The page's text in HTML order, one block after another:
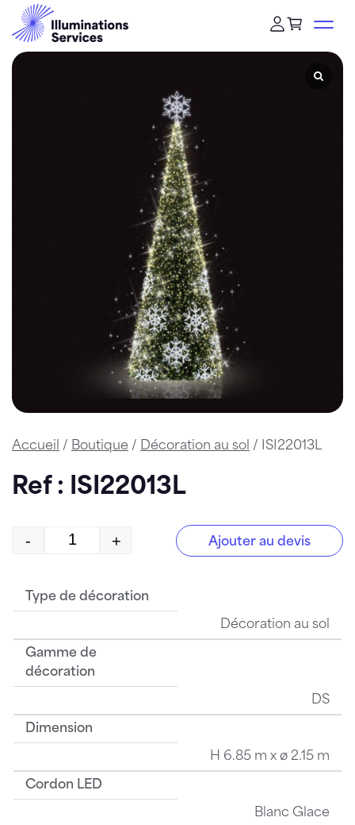
Accueil / Boutique / Décoration au sol / ISI22013L
Ref : ISI22013L
quantité de ISI22013L
- + Ajouter au devis
Type de décoration
Décoration au sol
Gamme de
décoration
DS
Dimension
H 6.85 m x ø 2.15 m
Cordon LED
Blanc Glace